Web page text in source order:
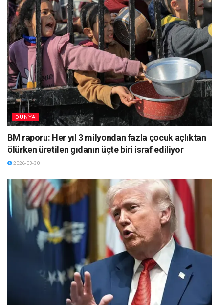
DÜNYA
BM raporu: Her yıl 3 milyondan fazla çocuk açlıktan
ölürken üretilen gıdanın üçte biri israf ediliyor
2026-03-30